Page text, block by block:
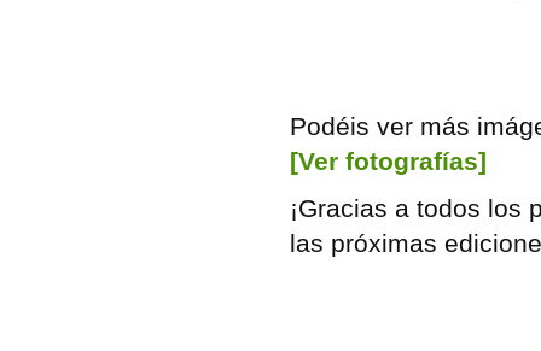
Podéis ver más
[Ver fotografías]
¡Gracias a todos los
las próximas